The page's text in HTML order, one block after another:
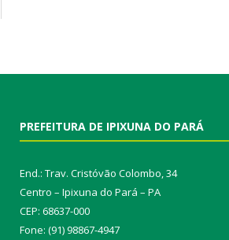
PREFEITURA DE IPIXUNA DO PARÁ
End.: Trav. Cristóvão Colombo, 34
Centro – Ipixuna do Pará – PA
CEP: 68637-000
Fone: (91) 98867-4947